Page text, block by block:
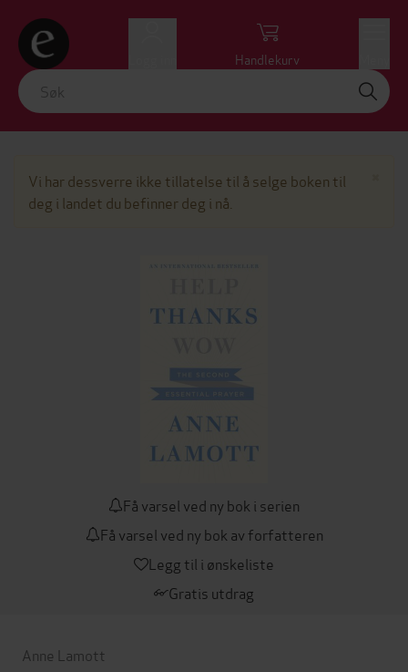
Handlekurv
Vi har dessverre ikke tillatelse til å selge boken til
deg i landet du befinner deg i nå.
Få varsel ved ny bok i serien
Få varsel ved ny bok av forfatteren
Legg til i ønskeliste
Gratis utdrag
Anne Lamott